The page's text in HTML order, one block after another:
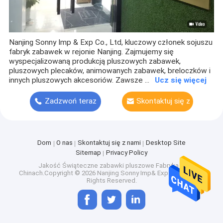
Nanjing Sonny Imp & Exp Co., Ltd, kluczowy członek sojuszu
fabryk zabawek w rejonie Nanjing. Zajmujemy się
wyspecjalizowaną produkcją pluszowych zabawek,
pluszowych plecaków, animowanych zabawek, breloczków i
innych pluszowych akcesoriów. Zawsze ...
Ucz się więcej
Zadzwoń teraz Skontaktuj się z
Dom O nas Skontaktuj się z nami
Desktop Site
Sitemap
Privacy Policy
Jakość Świąteczne zabawki pluszowe Fabryka w
Chinach.Copyright © 2026 Nanjing Sonny Imp& Exp Co., Ltd.. All
Rights Reserved.